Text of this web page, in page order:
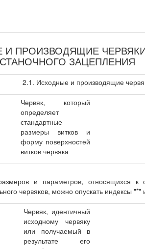
И ПРОИЗВОДЯЩИЕ
ЗАЦЕПЛЕНИЯ
2.1. Исходные и производящие
Червяк, который
определяет
стандартные
размеры витков и
форму поверхностей
витков червяка
и параметров, относящихся к
червяков, можно опускать индексы "*"
Червяк, идентичный
исходному червяку
или получаемый в
результате его